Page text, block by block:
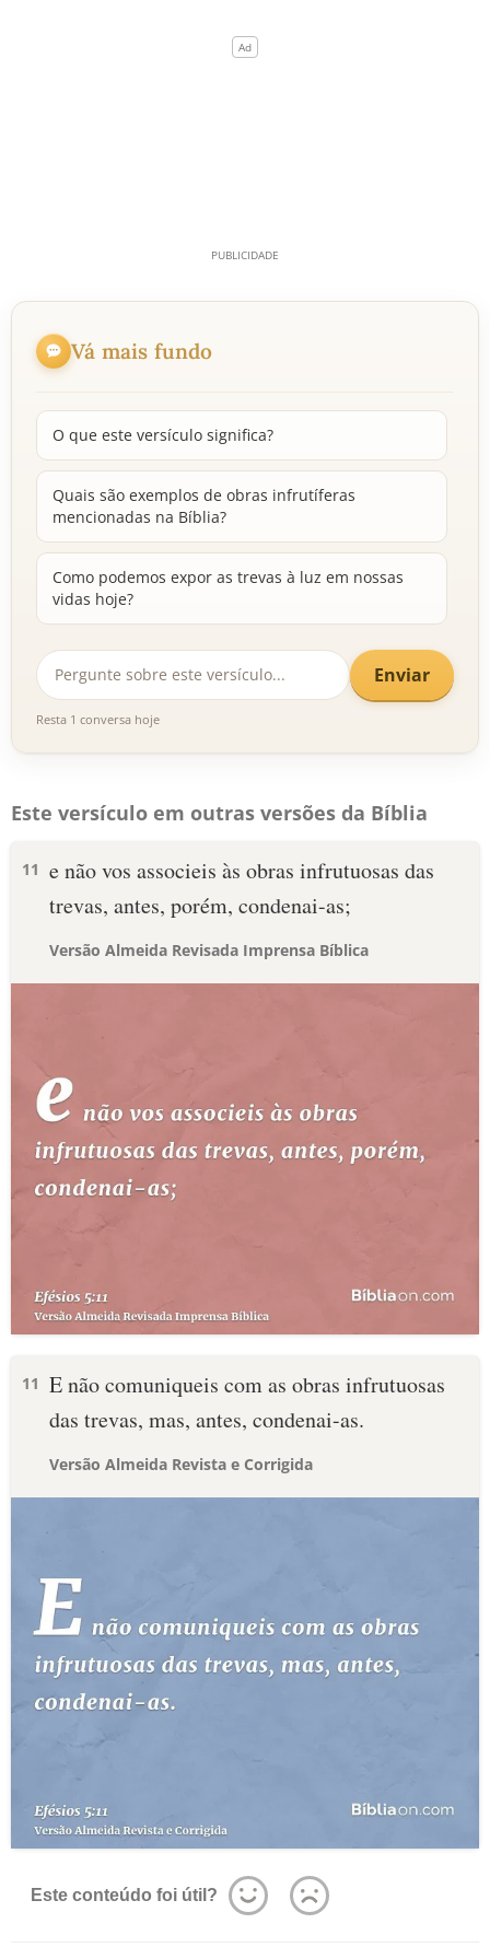
Vá mais fundo
O que este versículo significa?
Quais são exemplos de obras infrutíferas
mencionadas na Bíblia?
Como podemos expor as trevas à luz em nossas
vidas hoje?
Enviar
Resta 1 conversa hoje
Este versículo em outras versões da Bíblia
11 e não vos associeis às obras infrutuosas das
trevas, antes, porém, condenai-as;
Versão Almeida Revisada Imprensa Bíblica
11 E não comuniqueis com as obras infrutuosas
das trevas, mas, antes, condenai-as.
Versão Almeida Revista e Corrigida
Este conteúdo foi útil?